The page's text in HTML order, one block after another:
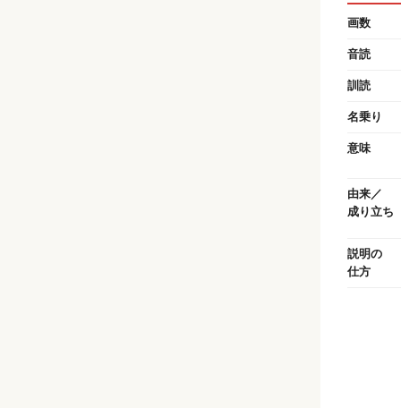
画数
音読
訓読
名乗り
意味
由来／
成り立ち
説明の
仕方